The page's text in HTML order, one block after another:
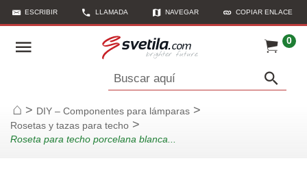
ESCRIBIR LLAMADA NAVEGAR COPIAR ENLACE
0
Buscar aquí
Página de inicio
> DIY – Componentes para lámparas >
Rosetas y tazas para techo >
Roseta para techo porcelana blanca...